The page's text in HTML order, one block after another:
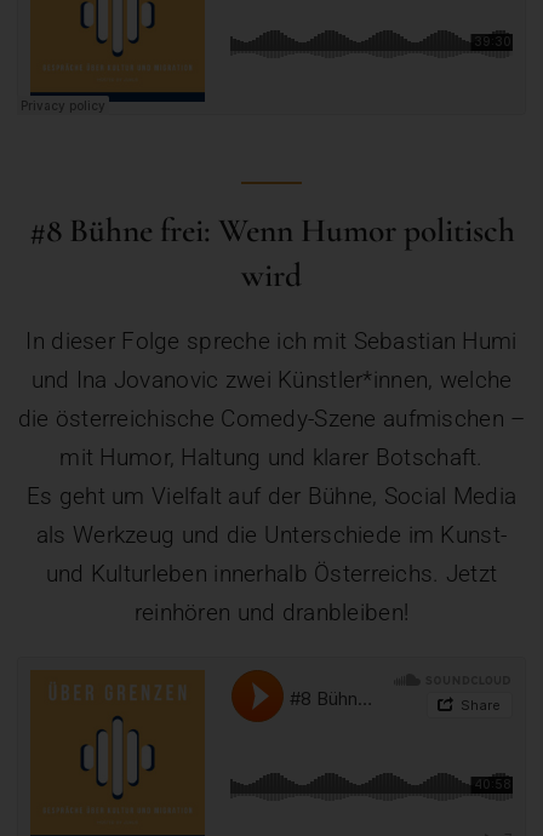
#8 Bühne frei: Wenn Humor politisch
wird
In dieser Folge spreche ich mit Sebastian Humi
und Ina Jovanovic zwei Künstler*innen, welche
die österreichische Comedy-Szene aufmischen –
mit Humor, Haltung und klarer Botschaft.
Es geht um Vielfalt auf der Bühne, Social Media
als Werkzeug und die Unterschiede im Kunst-
und Kulturleben innerhalb Österreichs. Jetzt
reinhören und dranbleiben!